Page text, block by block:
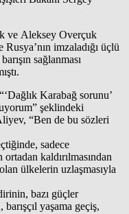
ve Aleksey Overçuk
imzaladığı üçlü
sağlanması
Karabağ sorunu’
şeklindeki
“Ben de bu sözleri
sadece
ortadan kaldırılmasından
ülkelerin uzlaşmasıyla
bazı güçler
yaşama geçiş,